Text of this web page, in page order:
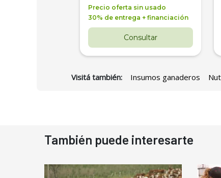
Precio oferta sin usado
30% de entrega + financiación
Consultar
Visitá también: Insumos ganaderos
También puede interesarte